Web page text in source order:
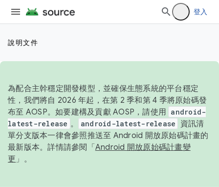
登入
說明文件
為配合主幹穩定開發模型，並確保生態系統的平台穩定
性，我們將自 2026 年起，在第 2 季和第 4 季將原始碼發
布至 AOSP。如要建構及貢獻 AOSP，請使用 android-
latest-release 。 android-latest-release
資訊清
單分支版本一律會參照推送至 Android 開放原始碼計畫的
最新版本。詳情請參閱「 Android 開放原始碼計畫變
更 」。